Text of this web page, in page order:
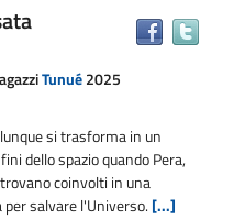
Tunué2025
si trasforma in un
dello spazio quando Pera,
coinvolti in una
salvare l'Universo. [...]